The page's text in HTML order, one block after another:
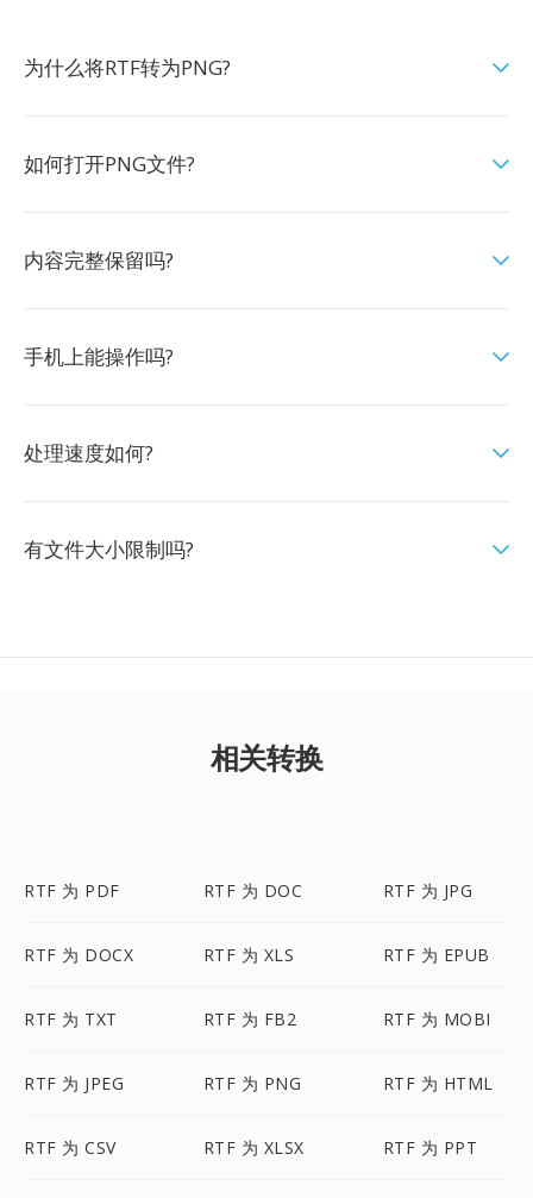
为什么将RTF转为PNG?
如何打开PNG文件?
内容完整保留吗?
手机上能操作吗?
处理速度如何?
有文件大小限制吗?
相关转换
RTF 为 PDF RTF 为 DOC RTF 为 JPG
RTF 为 DOCX RTF 为 XLS RTF 为 EPUB
RTF 为 TXT RTF 为 FB2 RTF 为 MOBI
RTF 为 JPEG RTF 为 PNG RTF 为 HTML
RTF 为 CSV RTF 为 XLSX RTF 为 PPT